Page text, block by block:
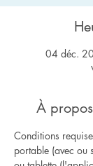
04 déc.
À
Conditions
portable (avec ou